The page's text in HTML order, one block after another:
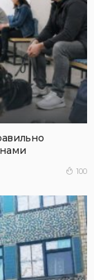
100